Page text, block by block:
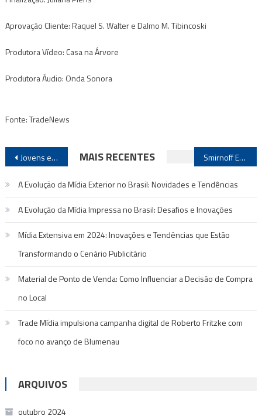
Aprovação Cliente: Raquel S. Walter e Dalmo M. Tibincoski
Produtora Vídeo: Casa na Árvore
Produtora Áudio: Onda Sonora
Fonte: TradeNews
Navegação
de
Post
Jovens europeus passam mais tempo na Internet do que em frente à TV Smirnoff Em Campanha Indoor
MAIS RECENTES
A Evolução da Mídia Exterior no Brasil: Novidades e Tendências
A Evolução da Mídia Impressa no Brasil: Desafios e Inovações
Mídia Extensiva em 2024: Inovações e Tendências que Estão
Transformando o Cenário Publicitário
Material de Ponto de Venda: Como Influenciar a Decisão de Compra
no Local
Trade Mídia impulsiona campanha digital de Roberto Fritzke com
foco no avanço de Blumenau
ARQUIVOS
outubro 2024